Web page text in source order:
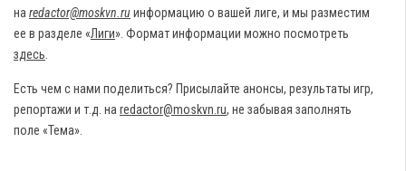
на redactor@moskvn.ruинформацию о вашей лиге, и мы разместим
ее в разделе «Лиги». Формат информации можно посмотреть
здесь
Есть чем с нами поделиться? Присылайте анонсы, результаты игр,
репортажи и т.д. на redactor@moskvn.ru, не забывая заполнять
поле «Тема».